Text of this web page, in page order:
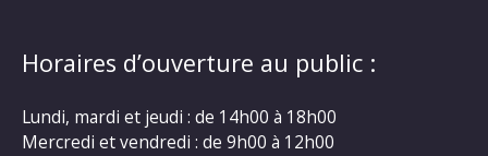
Horaires d’ouverture au public :
Lundi, mardi et jeudi : de 14h00 à 18h00
Mercredi et vendredi : de 9h00 à 12h00